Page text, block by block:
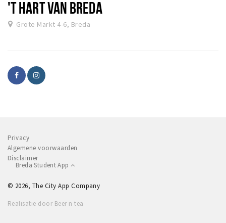
'T HART VAN BREDA
Grote Markt 4-6, Breda
Privacy
Algemene voorwaarden
Disclaimer
Breda Student App
© 2026, The City App Company
Realisatie door Beer n tea